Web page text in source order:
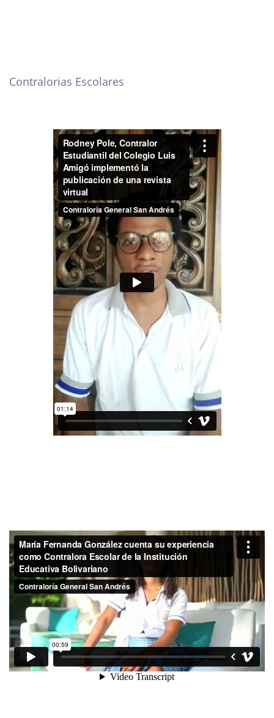
Contralorias Escolares